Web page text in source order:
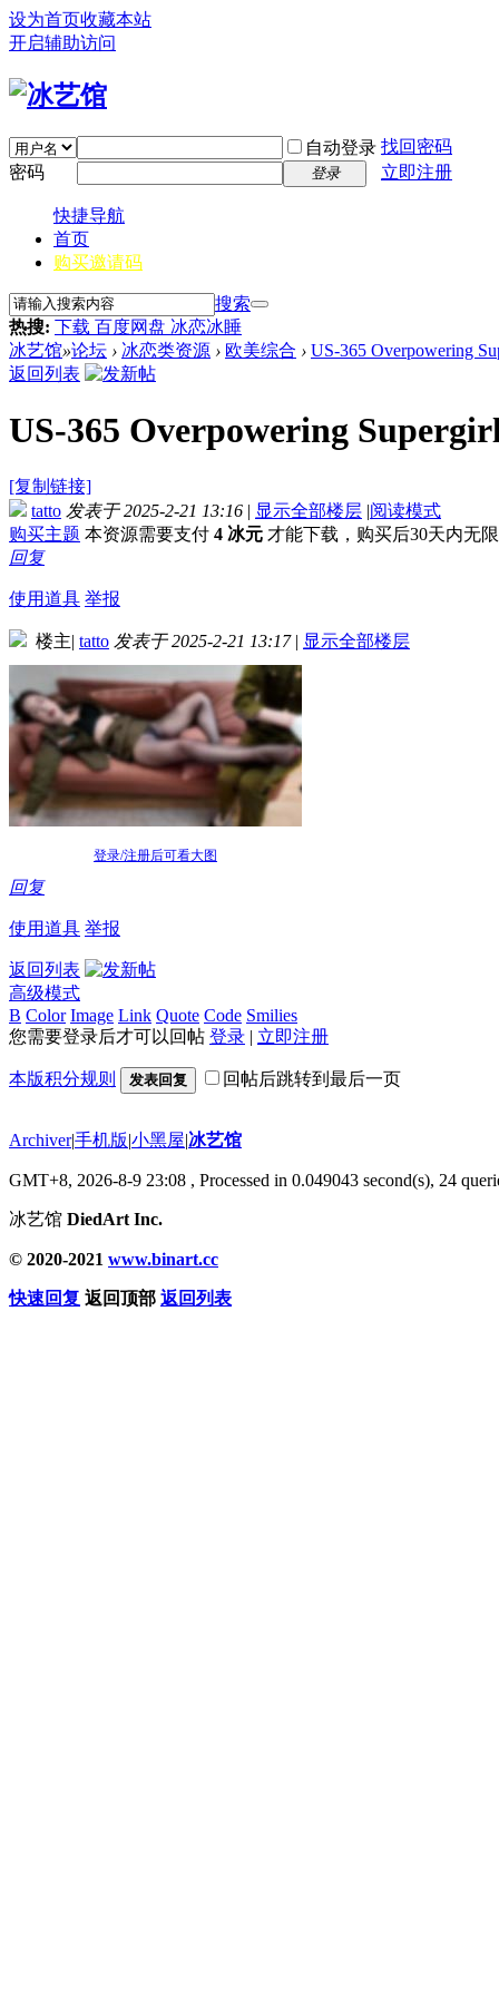
设为首页收藏本站
开启辅助访问
自动登录 找回密码
密码
登录 立即注册
快捷导航
首页
购买邀请码
搜索
热搜: 下载 百度网盘 冰恋冰睡
冰艺馆»论坛 › 冰恋类资源 › 欧美综合 › US-365 Overpowering
返回列表
US-365 Overpowering
[复制链接]
tatto 发表于 2025-2-21 13:16 | 显示全部楼层 |阅读模式
购买主题 本资源需要支付 4 冰元 才能下载，购买后30天内无
回复
使用道具 举报
楼主| tatto 发表于 2025-2-21 13:17 | 显示全部楼层
登录/注册后可看大图
回复
使用道具 举报
返回列表
高级模式
B Color Image Link Quote Code Smilies
您需要登录后才可以回帖 登录 | 立即注册
本版积分规则 发表回复 回帖后跳转到最后一页
Archiver|手机版|小黑屋|冰艺馆
GMT+8, 2026-8-9 23:08 , Processed in 0.049043 second(s), 24
冰艺馆 DiedArt Inc.
© 2020-2021 www.binart.cc
快速回复 返回顶部 返回列表